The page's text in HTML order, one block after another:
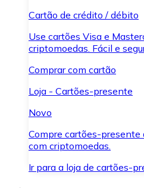
Cartão de crédito / débito
Use cartões Visa e
criptomoedas. Fácil e
Comprar com cartão
Loja - Cartões-presente
Novo
Compre cartões-presente
com criptomoedas.
Ir para a loja de cartões-